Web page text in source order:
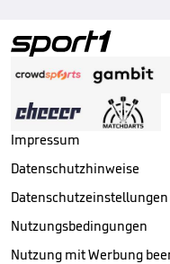
Impressum
Datenschutzhinweise
Datenschutzeinstellungen
Nutzungsbedingungen
Nutzung mit Werbung